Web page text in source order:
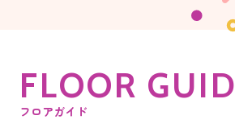
FLOOR GUID
フロアガイド